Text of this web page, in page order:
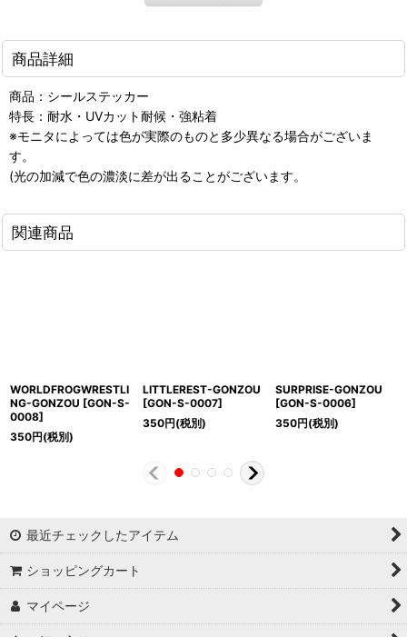
商品詳細
商品：シールステッカー
特長：耐水・UVカット耐候・強粘着
※モニタによっては色が実際のものと多少異なる場合がございま
す。
(光の加減で色の濃淡に差が出ることがございます。
関連商品
WORLDFROGWRESTLI
NG-GONZOU [GON-S-
0008]
350円(税別)
LITTLEREST-GONZOU
[GON-S-0007]
350円(税別)
SURPRISE-GONZOU
[GON-S-0006]
350円(税別)
最近チェックしたアイテム
ショッピングカート
マイページ